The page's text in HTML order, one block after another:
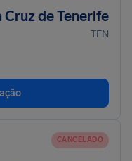
Cruz de Tenerife
TFN
CANCELADO